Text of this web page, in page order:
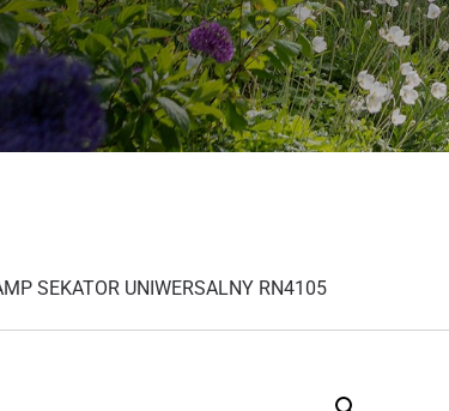
SEKATOR UNIWERSALNY RN4105